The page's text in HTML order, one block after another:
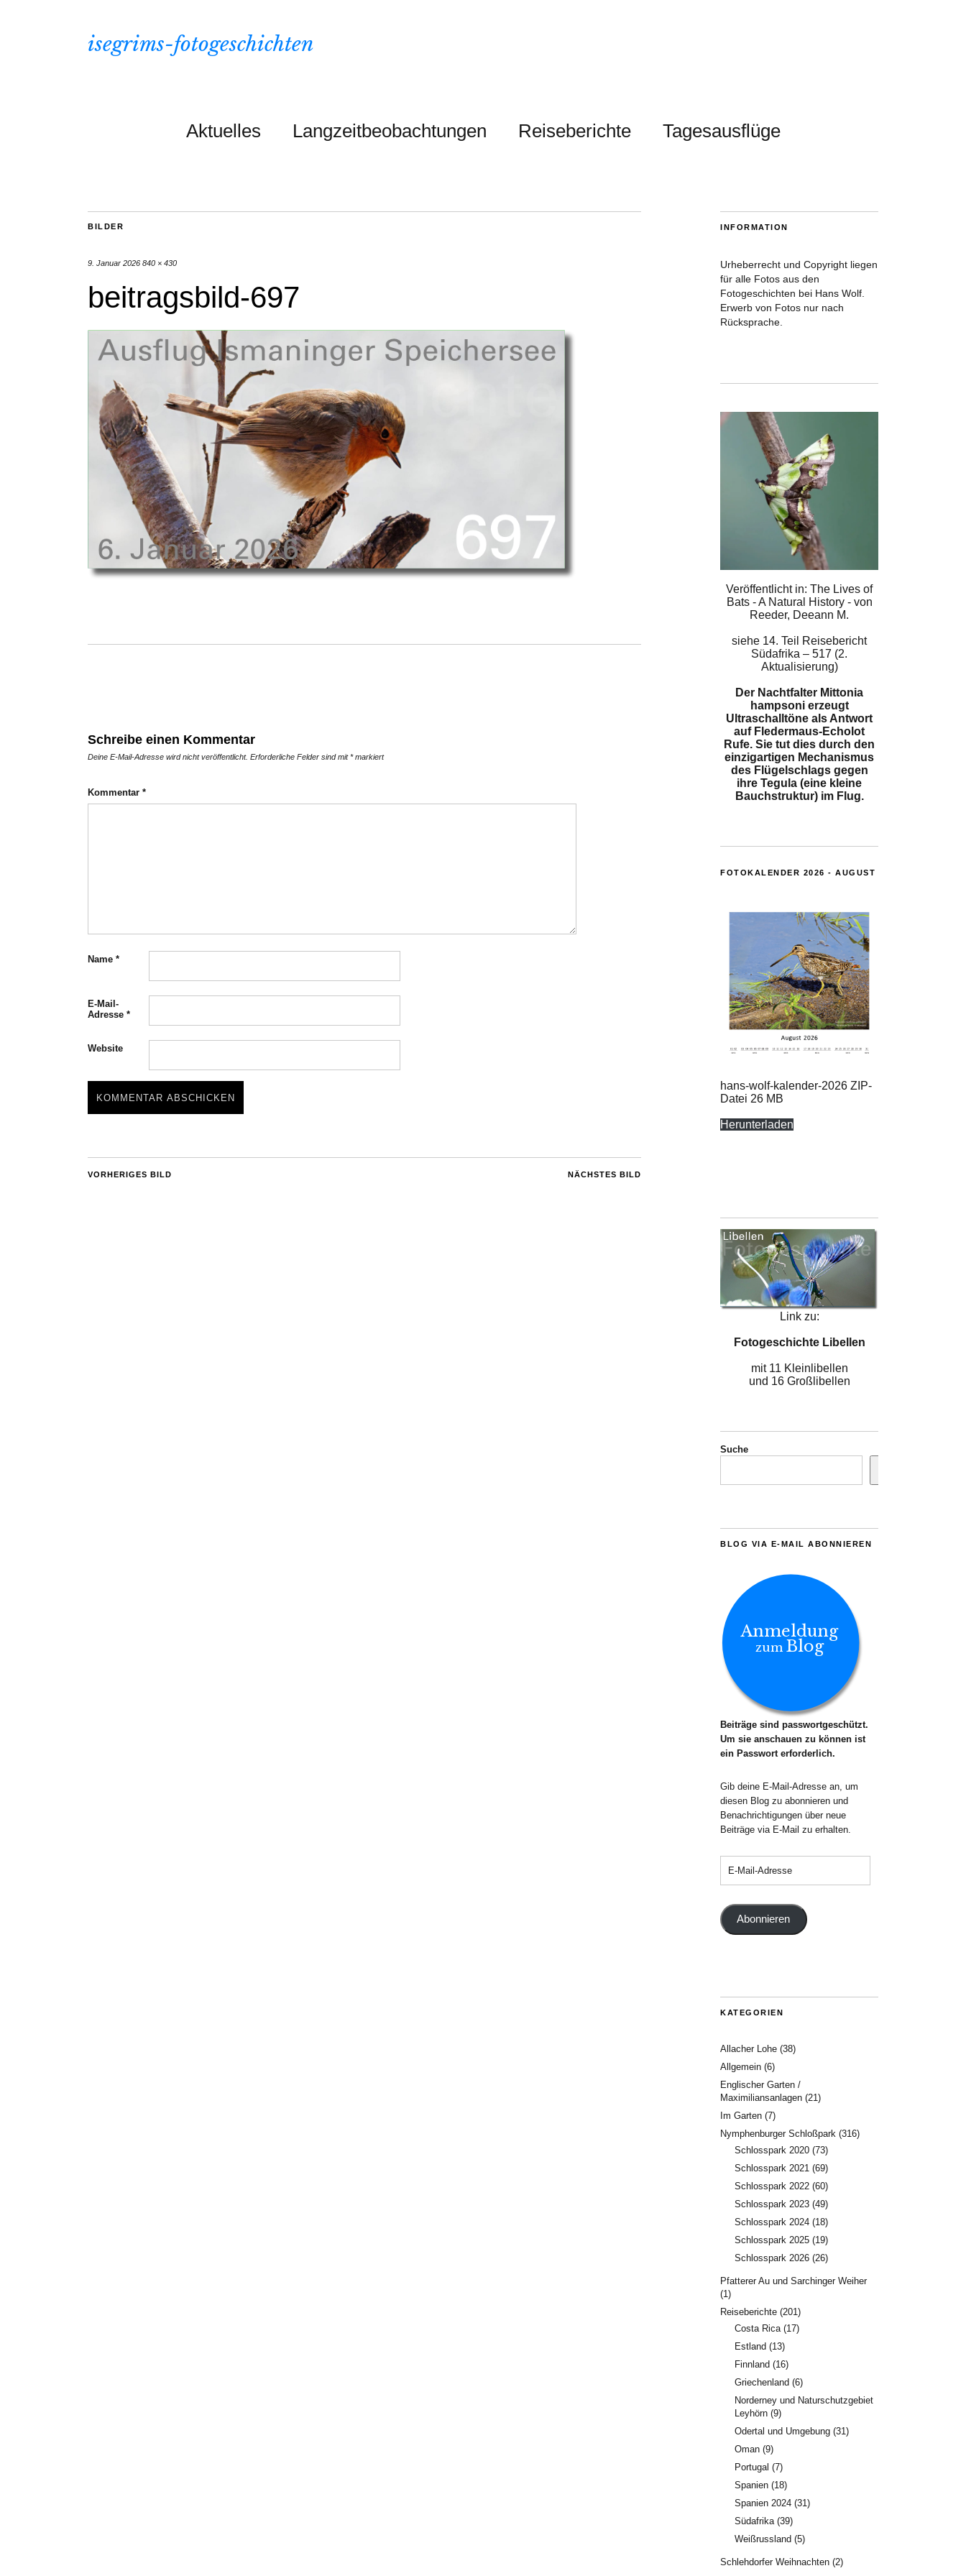
isegrims-fotogeschichten
Aktuelles Langzeitbeobachtungen Reiseberichte Tagesausflüge
BILDER
9. Januar 2026 840 × 430
beitragsbild-697
Schreibe einen Kommentar
Deine E-Mail-Adresse wird nicht veröffentlicht. Erforderliche Felder sind mit*markiert
Kommentar *
Name *
E-Mail-
Adresse *
Website
NÄCHSTES BILD
VORHERIGES BILD
INFORMATION
Urheberrecht und Copyright liegen
für alle Fotos aus den
Fotogeschichten bei Hans Wolf.
Erwerb von Fotos nur nach
Rücksprache.
Veröffentlicht in: The Lives of
Bats - A Natural History - von
Reeder, Deeann M.
siehe 14. Teil Reisebericht
Südafrika – 517 (2.
Aktualisierung)
Der Nachtfalter Mittonia
hampsoni erzeugt
Ultraschalltöne als Antwort
auf Fledermaus-Echolot
Rufe. Sie tut dies durch den
einzigartigen Mechanismus
des Flügelschlags gegen
ihre Tegula (eine kleine
Bauchstruktur) im Flug.
FOTOKALENDER 2026 - AUGUST
hans-wolf-kalender-2026 ZIP-
Datei 26 MB
Herunterladen
Link zu:
Fotogeschichte Libellen
mit 11 Kleinlibellen
und 16 Großlibellen
Suche
BLOG VIA E-MAIL ABONNIEREN
Anmeldung
zum Blog
Beiträge sind passwortgeschützt.
Um sie anschauen zu können ist
ein Passwort erforderlich.
Gib deine E-Mail-Adresse an, um
diesen Blog zu abonnieren und
Benachrichtigungen über neue
Beiträge via E-Mail zu erhalten.
Abonnieren
KATEGORIEN
Allacher Lohe (38)
Allgemein (6)
Englischer Garten /
Maximiliansanlagen (21)
Im Garten (7)
Nymphenburger Schloßpark (316)
Schlosspark 2020 (73)
Schlosspark 2021 (69)
Schlosspark 2022 (60)
Schlosspark 2023 (49)
Schlosspark 2024 (18)
Schlosspark 2025 (19)
Schlosspark 2026 (26)
Pfatterer Au und Sarchinger Weiher
(1)
Reiseberichte (201)
Costa Rica(17)
Estland (13)
Finnland (16)
Griechenland (6)
Norderney und Naturschutzgebiet
Leyhörn (9)
Odertal und Umgebung (31)
Oman (9)
Portugal (7)
Spanien (18)
Spanien 2024 (31)
Südafrika(39)
Weißrussland (5)
Schlehdorfer Weihnachten (2)